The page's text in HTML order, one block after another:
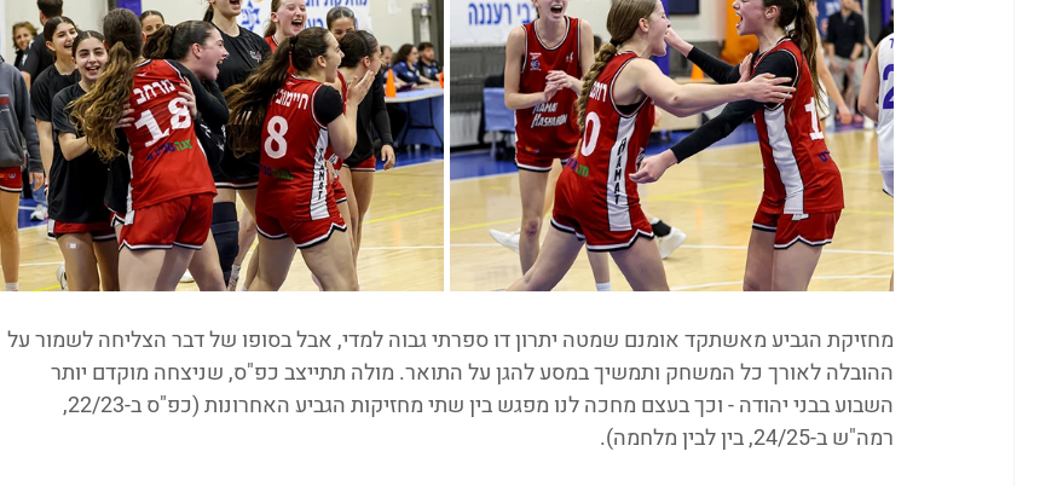
מחזיקת הגביע מאשתקד אומנם שמטה יתרון דו ספרתי גבוה למדי, אבל בסופו של דבר הצליחה לשמור על
ההובלה לאורך כל המשחק ותמשיך במסע להגן על התואר. מולה תתייצב כפ"ס, שניצחה מוקדם יותר
השבוע בבני יהודה - וכך בעצם מחכה לנו מפגש בין שתי מחזיקות הגביע האחרונות (כפ"ס ב-22/23,
רמה"ש ב-24/25, בין לבין מלחמה).